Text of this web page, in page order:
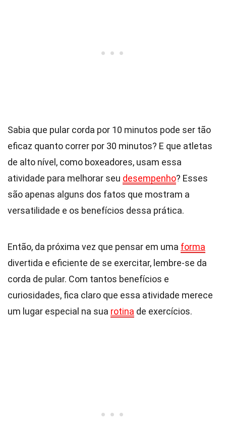
Sabia que pular corda por 10 minutos pode ser tão
eficaz quanto correr por 30 minutos? E que atletas
de alto nível, como boxeadores, usam essa
atividade para melhorar seu desempenho? Esses
são apenas alguns dos fatos que mostram a
versatilidade e os benefícios dessa prática.
Então, da próxima vez que pensar em uma forma
divertida e eficiente de se exercitar, lembre-se da
corda de pular. Com tantos benefícios e
curiosidades, fica claro que essa atividade merece
um lugar especial na sua rotina de exercícios.